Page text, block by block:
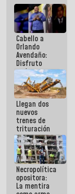
Cabello a
Orlando
Avendaño:
Disfruto
cada vez
que escribes
porque lo
que haces
es
embarrarla
Llegan dos
nuevos
trenes de
trituración
para
optimizar
manejo de
escombros
en La Guaira
Necropolítica
opositora:
La mentira